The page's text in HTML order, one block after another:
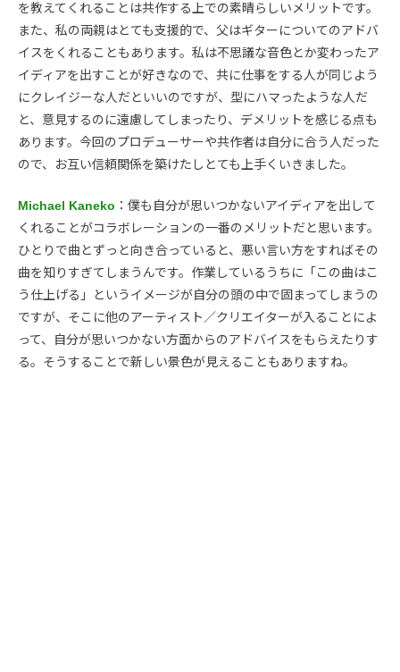
を教えてくれることは共作する上での素晴らしいメリットです。
また、私の両親はとても支援的で、父はギターについてのアドバ
イスをくれることもあります。私は不思議な音色とか変わったア
イディアを出すことが好きなので、共に仕事をする人が同じよう
にクレイジーな人だといいのですが、型にハマったような人だ
と、意見するのに遠慮してしまったり、デメリットを感じる点も
あります。今回のプロデューサーや共作者は自分に合う人だった
ので、お互い信頼関係を築けたしとても上手くいきました。
Michael Kaneko ：僕も自分が思いつかないアイディアを出して
くれることがコラボレーションの一番のメリットだと思います。
ひとりで曲とずっと向き合っていると、悪い言い方をすればその
曲を知りすぎてしまうんです。作業しているうちに「この曲はこ
う仕上げる」というイメージが自分の頭の中で固まってしまうの
ですが、そこに他のアーティスト／クリエイターが入ることによ
って、自分が思いつかない方面からのアドバイスをもらえたりす
る。そうすることで新しい景色が見えることもありますね。